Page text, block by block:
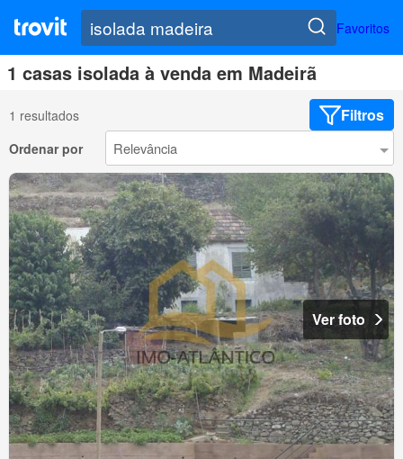
Favoritos
1 casas isolada à venda em Madeirã
1 resultados Filtros
Ordenar por
Ver foto